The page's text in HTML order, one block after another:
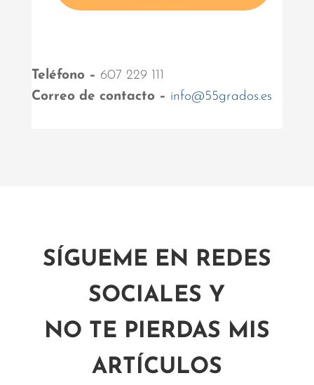
Teléfono – 607 229 111
Correo de contacto – info@55grados.es
SÍGUEME EN REDES
SOCIALES Y
NO TE PIERDAS MIS
ARTÍCULOS